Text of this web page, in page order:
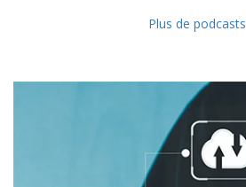
Plus de podcasts